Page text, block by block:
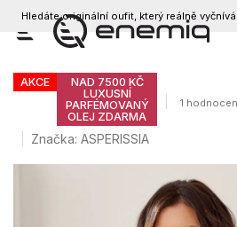
Přejít
Hledáte originální oufit, který reálně
CZK
Dámská halenka
AKCE
NAD 7500 KČ
LUXUSNÍ
PARFÉMOVANÝ
OLEJ ZDARMA
Průměrné
5,0
z
5
hvězdiček.
1
Značka:ASPERISSIA